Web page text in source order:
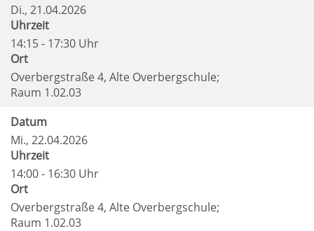
Di., 21.04.2026
Uhrzeit
14:15 - 17:30 Uhr
Ort
Overbergstraße 4, Alte Overbergschule;
Raum 1.02.03
Datum
Mi., 22.04.2026
Uhrzeit
14:00 - 16:30 Uhr
Ort
Overbergstraße 4, Alte Overbergschule;
Raum 1.02.03